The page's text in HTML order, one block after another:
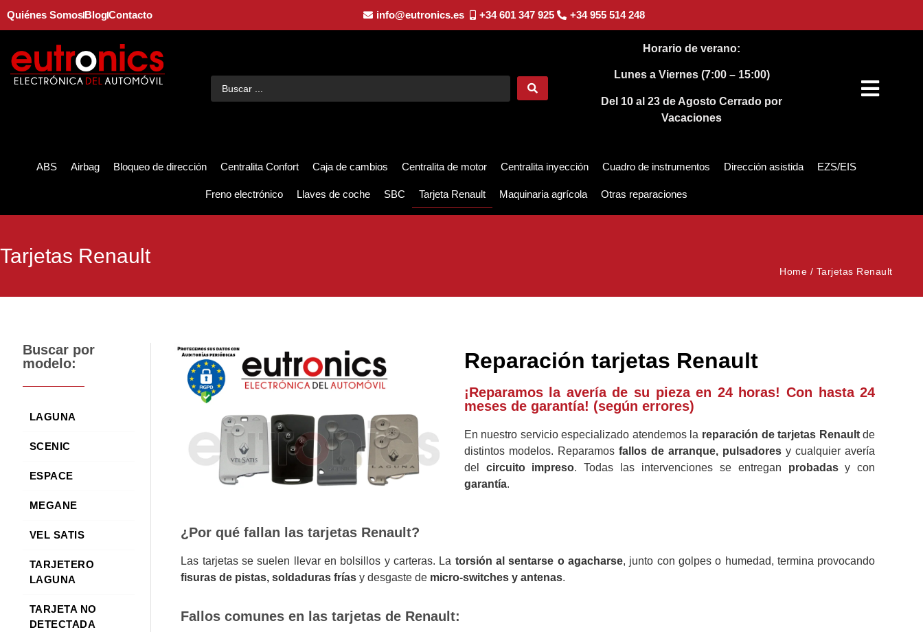
Quiénes SomosBlogContacto info@eutronics.es +34 601 347 925 +34 955 514 248
Horario de verano:
Lunes a Viernes (7:00 – 15:00)
Del 10 al 23 de AgostoCerrado por
Vacaciones
ABS Airbag Bloqueo de dirección Centralita Confort Caja de cambios Centralita de motor Centralita inyección Cuadro de instrumentos Dirección asistida EZS/EIS
Freno electrónico Llaves de coche SBC Tarjeta Renault Maquinaria agrícola Otras reparaciones
Tarjetas Renault
Home / Tarjetas Renault
Buscar por
modelo:
LAGUNA
SCENIC
ESPACE
MEGANE
VEL SATIS
TARJETERO
LAGUNA
TARJETA NO
DETECTADA
Reparación tarjetas Renault
¡Reparamos la avería de su pieza en 24 horas! Con hasta 24
meses de garantía! (según errores)
En nuestro servicio especializado atendemos la reparación de tarjetas Renaultde
distintos modelos. Reparamos fallos de arranque, pulsadores y cualquier avería
del circuito impreso. Todas las intervenciones se entregan probadasy con
garantía.
¿Por qué fallan las tarjetas Renault?
Las tarjetas se suelen llevar en bolsillos y carteras. La torsión al sentarse o agacharse, junto con golpes o humedad, termina provocando
fisuras de pistas, soldaduras fríasy desgaste de micro-switches y antenas.
Fallos comunes en las tarjetas de Renault: